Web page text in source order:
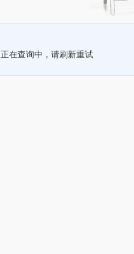
正在查询中，请刷新重试